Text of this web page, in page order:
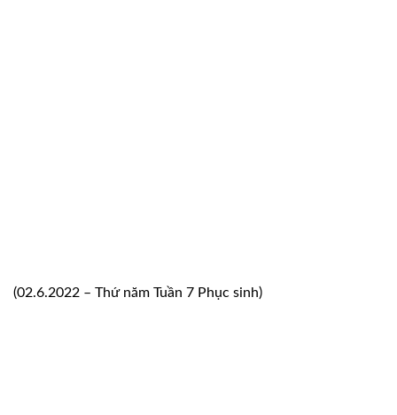
(02.6.2022 – Thứ năm Tuần 7 Phục sinh)